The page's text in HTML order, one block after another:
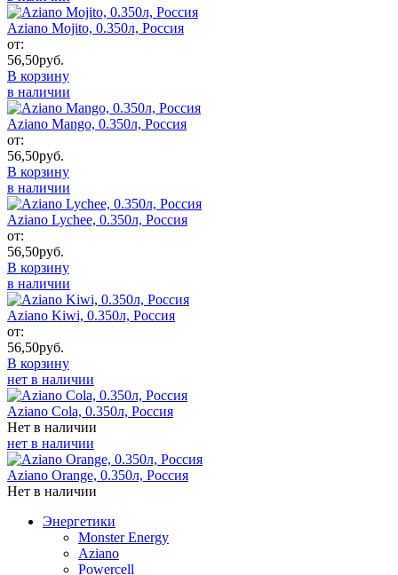
Aziano Mojito, 0.350л, Россия
от:
56,50руб.
В корзину
в наличии
Aziano Mango, 0.350л, Россия
от:
56,50руб.
В корзину
в наличии
Аziano Lychee, 0.350л, Россия
от:
56,50руб.
В корзину
в наличии
Aziano Kiwi, 0.350л, Россия
от:
56,50руб.
В корзину
нет в наличии
Aziano Cola, 0.350л,​​​​​​​ Россия
Нет в наличии
нет в наличии
Aziano Orange, 0.350л, Россия
Нет в наличии
Энергетики
Monster Energy
Aziano
Powercell